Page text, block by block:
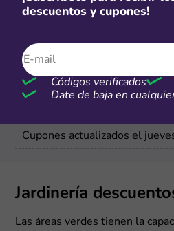
Más cupones de Easy
Envío gratis
Cupones actualizados el
descuentos y cupones!
Códigos verificados
Date de baja en
Jardinería
Las áreas verdes tienen la